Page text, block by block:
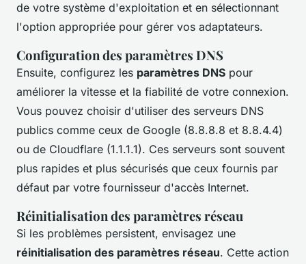
de votre système d'exploitation et en sélectionnant
l'option appropriée pour gérer vos adaptateurs.
Configuration des paramètres DNS
Ensuite, configurez les paramètres DNS pour
améliorer la vitesse et la fiabilité de votre connexion.
Vous pouvez choisir d'utiliser des serveurs DNS
publics comme ceux de Google (8.8.8.8 et 8.8.4.4)
ou de Cloudflare (1.1.1.1). Ces serveurs sont souvent
plus rapides et plus sécurisés que ceux fournis par
défaut par votre fournisseur d'accès Internet.
Réinitialisation des paramètres réseau
Si les problèmes persistent, envisagez une
réinitialisation des paramètres réseau. Cette action